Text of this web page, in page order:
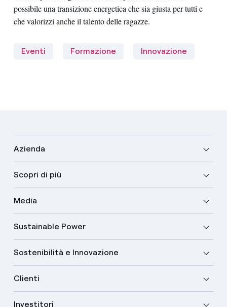
possibile una transizione energetica che sia giusta per tutti e
che valorizzi anche il talento delle ragazze.
Eventi Formazione Innovazione
Azienda
Scopri di più
Media
Sustainable Power
Sostenibilità e Innovazione
Clienti
Investitori